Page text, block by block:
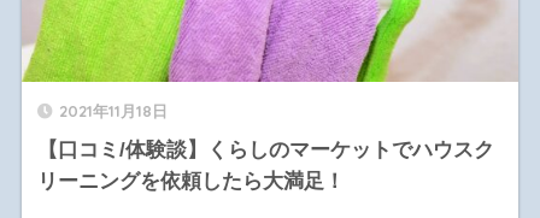
2021年11月18日
【口コミ/体験談】くらしのマーケットでハウスク
リーニングを依頼したら大満足！